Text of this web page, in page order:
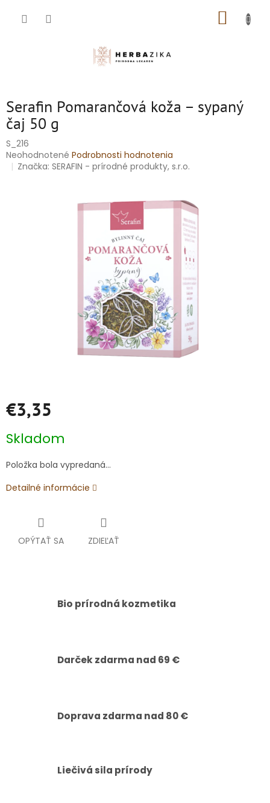
Serafin Pomarančová koža – sypaný
čaj 50 g
S_216
Priemerné
hodnotenie
Neohodnotené Podrobnosti hodnotenia
Značka:SERAFIN - prírodné produkty, s.r.o.
€3,35
cena:
Skladom
Položka bola vypredaná…
Detailné informácie
OPÝTAŤ SA ZDIEĽAŤ
Bio prírodná kozmetika
Darček zdarma nad 69 €
Doprava zdarma nad 80 €
Liečivá sila prírody